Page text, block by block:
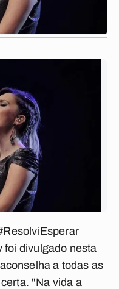
foi divulgado nesta
a todas as
"Na vida a